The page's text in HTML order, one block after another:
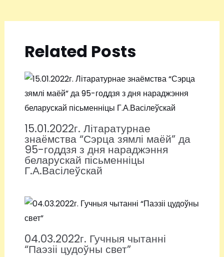
Related Posts
15.01.2022г. Літаратурнае
знаёмства “Сэрца зямлі маёй” да
95-годдзя з дня нараджэння
беларускай пісьменніцы
Г.А.Васілеўскай
04.03.2022г. Гучныя чытанні
“Паэзіі цудоўны свет”